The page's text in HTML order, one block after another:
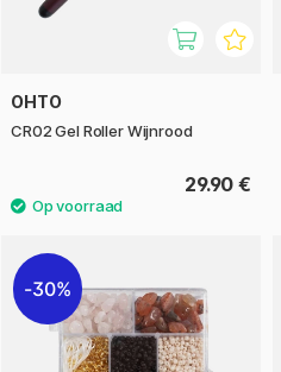
OHTO
CR02 Gel Roller Wijnrood
29.90 €
30%